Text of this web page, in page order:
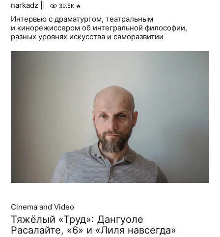
narkadz || 39.5K 🔥
Интервью с драматургом, театральным
и кинорежиссером об интегральной философии,
разных уровнях искусства и саморазвитии
Cinema and Video
Тяжёлый «Труд»: Дангуоле
Расалайте, «6» и «Лиля навсегда»